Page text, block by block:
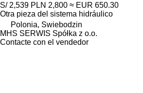
S/ 2,539 PLN 2,800 ≈ EUR 650.30
Otra pieza del sistema hidráulico
Polonia, Swiebodzin
MHS SERWIS Spółka z o.o.
Contacte con el vendedor